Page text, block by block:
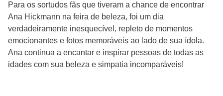
Para os sortudos fãs que tiveram a chance de encontrar
Ana Hickmann na feira de beleza, foi um dia
verdadeiramente inesquecível, repleto de momentos
emocionantes e fotos memoráveis ao lado de sua ídola.
Ana continua a encantar e inspirar pessoas de todas as
idades com sua beleza e simpatia incomparáveis!